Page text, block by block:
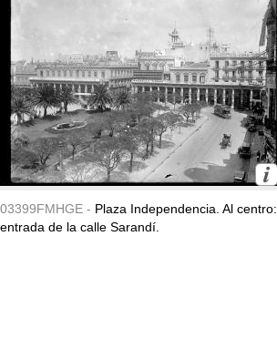
03399FMHGE - Plaza Independencia. Al centro:
entrada de la calle Sarandí.